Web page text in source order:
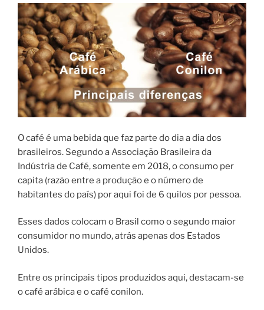
O café é uma bebida que faz parte do dia a dia dos
brasileiros. Segundo a Associação Brasileira da
Indústria de Café, somente em 2018, o consumo per
capita (razão entre a produção e o número de
habitantes do país) por aqui foi de 6 quilos por pessoa.
Esses dados colocam o Brasil como o segundo maior
consumidor no mundo, atrás apenas dos Estados
Unidos.
Entre os principais tipos produzidos aqui, destacam-se
o café arábica e o café conilon.